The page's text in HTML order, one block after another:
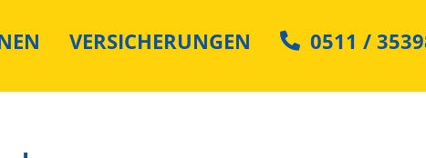
VERSICHERUNGEN 0511 /